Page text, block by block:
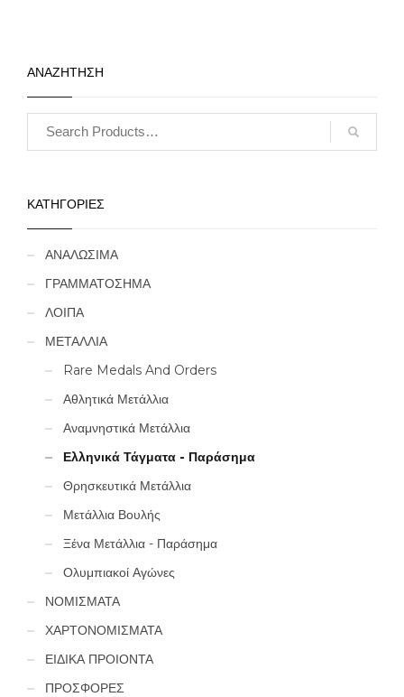
ΑΝΑΖΗΤΗΣΗ
ΚΑΤΗΓΟΡΙΕΣ
ΑΝΑΛΩΣΙΜΑ
ΓΡΑΜΜΑΤΟΣΗΜΑ
ΛΟΙΠΑ
ΜΕΤΑΛΛΙΑ
Rare Medals And Orders
Αθλητικά Μετάλλια
Αναμνηστικά Μετάλλια
Ελληνικά Τάγματα - Παράσημα
Θρησκευτικά Μετάλλια
Μετάλλια Βουλής
Ξένα Μετάλλια - Παράσημα
Ολυμπιακοί Αγώνες
ΝΟΜΙΣΜΑΤΑ
ΧΑΡΤΟΝΟΜΙΣΜΑΤΑ
ΕΙΔΙΚΑ ΠΡΟΙΟΝΤΑ
ΠΡΟΣΦΟΡΕΣ